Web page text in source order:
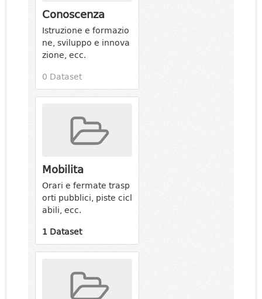
Conoscenza
Istruzione e formazio
ne, sviluppo e innova
zione, ecc.
0 Dataset
Mobilita
Orari e fermate trasp
orti pubblici, piste cicl
abili, ecc.
1 Dataset